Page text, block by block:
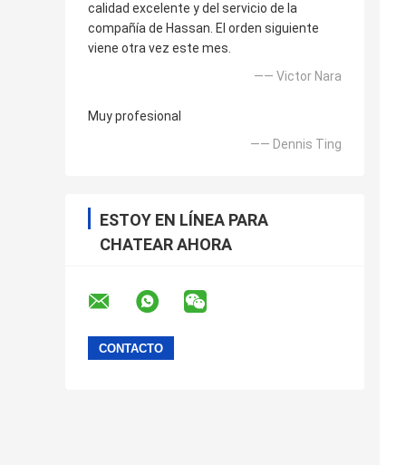
calidad excelente y del servicio de la
compañía de Hassan. El orden siguiente
viene otra vez este mes.
—— Victor Nara
Muy profesional
—— Dennis Ting
ESTOY EN LÍNEA PARA
CHATEAR AHORA